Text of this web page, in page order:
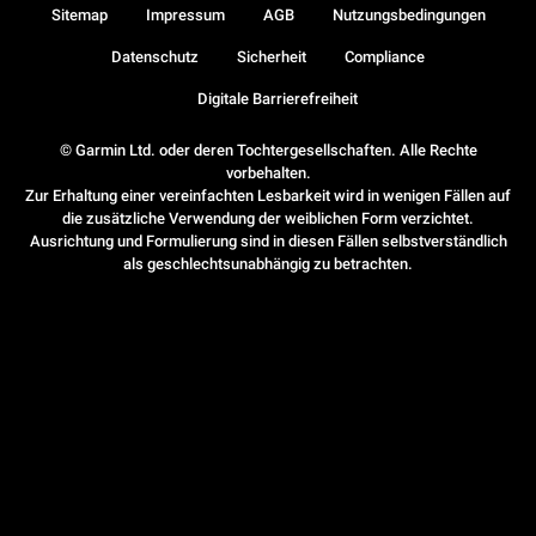
© Garmin Ltd. oder deren Tochtergesellschaften. Alle Rechte
vorbehalten.
Zur Erhaltung einer vereinfachten Lesbarkeit wird in wenigen Fällen auf
die zusätzliche Verwendung der weiblichen Form verzichtet.
Ausrichtung und Formulierung sind in diesen Fällen selbstverständlich
als geschlechtsunabhängig zu betrachten.
Sitemap Impressum AGB Nutzungsbedingungen
Datenschutz Sicherheit Compliance
Digitale Barrierefreiheit